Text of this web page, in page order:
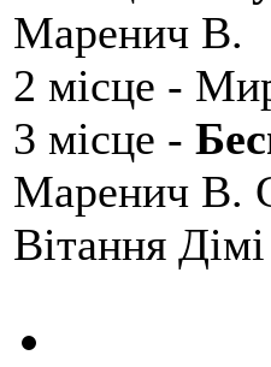
Маренич В.
2 місце -
3 місце -
Маренич В.
Вітання